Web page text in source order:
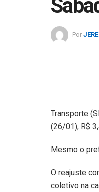
Por
Transporte
(26/01), R$
Mesmo o
O reajuste
coletivo na